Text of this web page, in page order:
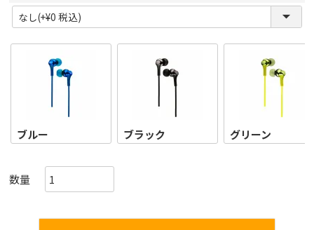
必
須
ブルー ブラック グリーン